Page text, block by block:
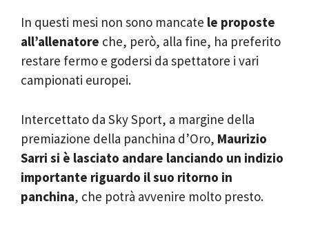
In questi mesi non sono mancate le proposte
all’allenatore che, però, alla fine, ha preferito
restare fermo e godersi da spettatore i vari
campionati europei.
Intercettato da Sky Sport, a margine della
premiazione della panchina d’Oro, Maurizio
Sarri si è lasciato andare lanciando un indizio
importante riguardo il suo ritorno in
panchina, che potrà avvenire molto presto.